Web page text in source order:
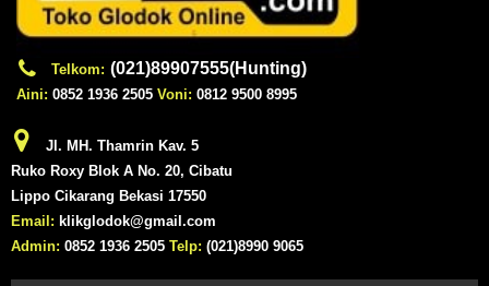
Telkom: (021)89907555(Hunting)
Aini: 0852 1936 2505 Voni: 0812 9500 8995
Jl. MH. Thamrin Kav. 5
Ruko Roxy Blok A No. 20, Cibatu
Lippo Cikarang Bekasi 17550
Email: klikglodok@gmail.com
Admin: 0852 1936 2505 Telp: (021)8990 9065